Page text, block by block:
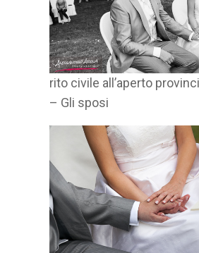
rito civile all’aperto
– Gli sposi